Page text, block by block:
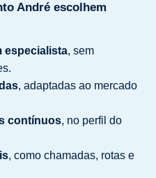
André escolhem
especialista, sem
, adaptadas ao mercado
contínuos, no perfil do
, como chamadas, rotas e